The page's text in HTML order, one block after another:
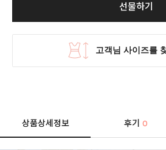
선물하기
상품상세정보 후기0